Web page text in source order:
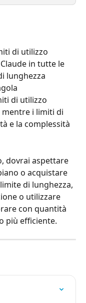
di utilizzo
in tutte le
lunghezza
di utilizzo
i limiti di
e la complessità
dovrai aspettare
o acquistare
di lunghezza,
o utilizzare
con quantità
più efficiente.